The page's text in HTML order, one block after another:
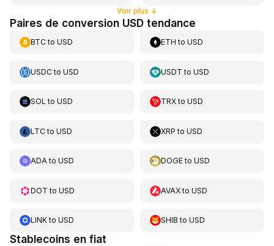
Voir plus ↓
Paires de conversion USD tendance
BTCto USD ETH toUSD
USDCto USD USDT toUSD
SOL to USD TRXtoUSD
LTCto USD XRP toUSD
ADAto USD DOGEtoUSD
DOT to USD AVAXtoUSD
LINKto USD SHIB toUSD
Stablecoins en fiat